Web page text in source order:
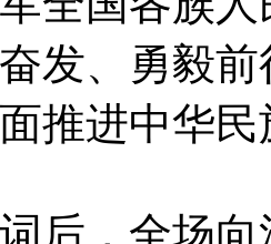
发、勇毅
推进中华
后，全场